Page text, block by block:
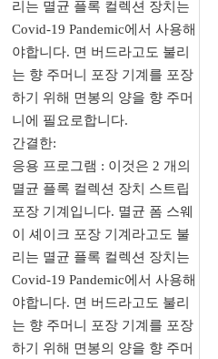
리는 멸균 플록 컬렉션 장치는
Covid-19 Pandemic에서 사용해
야합니다. 면 버드라고도 불리
는 향 주머니 포장 기계를 포장
하기 위해 면봉의 양을 향 주머
니에 필요로합니다.
간결한:
응용 프로그램 : 이것은 2 개의
멸균 플록 컬렉션 장치 스트립
포장 기계입니다. 멸균 폼 스웨
이 셰이크 포장 기계라고도 불
리는 멸균 플록 컬렉션 장치는
Covid-19 Pandemic에서 사용해
야합니다. 면 버드라고도 불리
는 향 주머니 포장 기계를 포장
하기 위해 면봉의 양을 향 주머